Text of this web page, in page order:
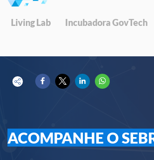
Living Lab Incubadora GovTech
ACOMPANHE O